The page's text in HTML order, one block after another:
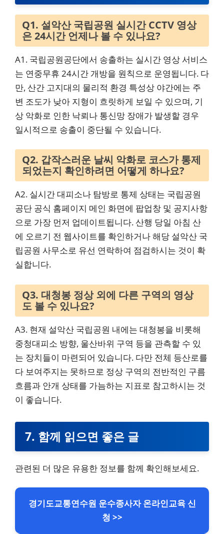
Q1. 설악산 국립공원 실시간 CCTV 영상
은 24시간 언제나 볼 수 있나요?
A1. 국립공원공단에서 송출하는 실시간 영상 서비스
는 연중무휴 24시간 개방을 원칙으로 운영됩니다. 다
만, 산간 고지대의 물리적 환경 특성상 야간에는 주
변 조도가 낮아 지형이 흐릿하게 보일 수 있으며, 기
상 악화로 인한 낙뢰나 통신망 장애가 발생할 경우
일시적으로 송출이 중단될 수 있습니다.
Q2. 갑작스러운 날씨 악화로 코스가 통제
되었는지 확인하려면 어떻게 하나요?
A2. 실시간 대피소나 탐방로 통제 상태는 국립공원
공단 공식 홈페이지 메인 화면에 팝업창 및 공지사항
으로 가장 먼저 업데이트됩니다. 산행 당일 아침 산
에 오르기 전 웹사이트를 확인하거나 해당 설악산 국
립공원 사무소로 유선 연락하여 점검하시는 것이 확
실합니다.
Q3. 대청봉 정상 외에 다른 구역의 영상
도 볼 수 있나요?
A3. 현재 설악산 국립공원 내에는 대청봉을 비롯해
중청대피소 방향, 울산바위 구역 등을 관측할 수 있
는 장치들이 마련되어 있습니다. 다만 전체 등산로를
다 보여주지는 못하므로 정상 구역의 전반적인 구름
흐름과 안개 상태를 가늠하는 지표로 참고하시는 것
이 좋습니다.
7. 함께 읽으면 좋은 글
관련된 더 많은 유용한 정보를 함께 확인해보세요.
경기도교통연수원 운수종사자 온라인교육 신
청 >>